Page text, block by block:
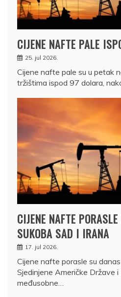
CIJENE NAFTE PALE
25. jul 2026.
Cijene nafte pale su u petak
tržištima ispod 97 dolara,
CIJENE NAFTE
SUKOBA SAD I IRANA
17. jul 2026.
Cijene nafte porasle su
Sjedinjene Američke Države i
međusobne…